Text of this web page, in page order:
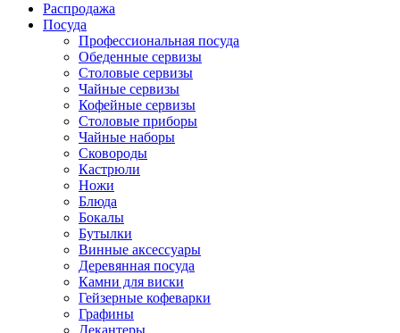
Распродажа
Посуда
Профессиональная посуда
Обеденные сервизы
Столовые сервизы
Чайные сервизы
Кофейные сервизы
Столовые приборы
Чайные наборы
Сковороды
Кастрюли
Ножи
Блюда
Бокалы
Бутылки
Винные аксессуары
Деревянная посуда
Камни для виски
Гейзерные кофеварки
Графины
Декантеры